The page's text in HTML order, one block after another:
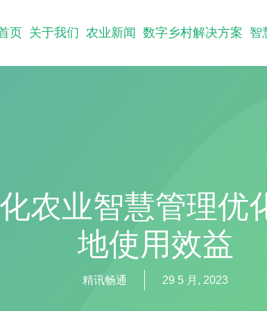
页 关于我们 农业新闻 数字乡村解决方案 智
农业智慧管理优
地使用效益
精讯畅通 29 5 月, 2023